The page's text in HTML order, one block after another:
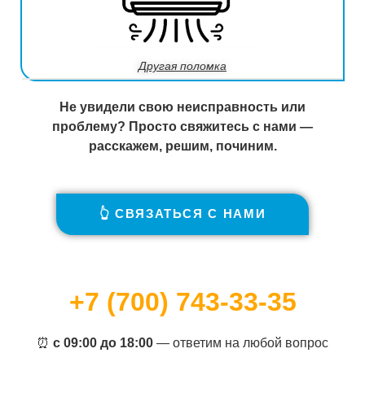
Другая поломка
Не увидели свою неисправность или
проблему? Просто свяжитесь с нами —
расскажем, решим, починим.
👆 СВЯЗАТЬСЯ С НАМИ
+7 (700) 743-33-35
⏰ с 09:00 до 18:00 — ответим на любой вопрос